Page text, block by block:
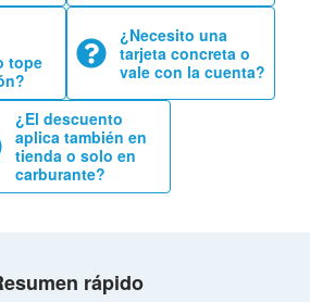
tope
¿Necesito una
tarjeta concreta o
vale con la cuenta?
¿El descuento
aplica también en
tienda o solo en
carburante?
rápido